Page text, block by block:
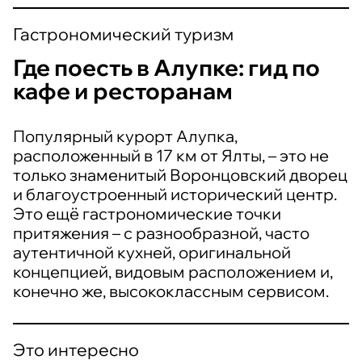
Гастрономический туризм
Где поесть в Алупке: гид по
кафе и ресторанам
Популярный курорт Алупка,
расположенный в 17 км от Ялты, – это не
только знаменитый Воронцовский дворец
и благоустроенный исторический центр.
Это ещё гастрономические точки
притяжения – с разнообразной, часто
аутентичной кухней, оригинальной
концепцией, видовым расположением и,
конечно же, высококлассным сервисом.
Это интересно